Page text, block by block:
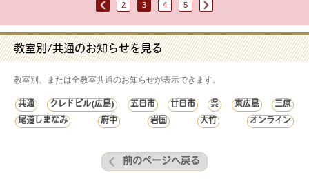
2 3 4 5
教室別/共通のお知らせを見る
教室別、または全教室共通のお知らせが表示できます。
共通 クレドビル(広島) 五日市 廿日市 呉 東広島
三原
尾道しまなみ
府中 岩国 大竹 オンライン
前のページへ戻る